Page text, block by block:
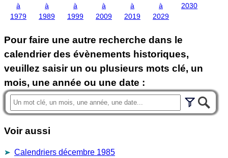
à
1979
à
1989
à
1999
à
2009
à
2019
à
2029
2030
Pour faire une autre recherche dans le
calendrier des évènements historiques,
veuillez saisir un ou plusieurs mots clé, un
mois, une année ou une date :
Voir aussi
Calendriers décembre 1985